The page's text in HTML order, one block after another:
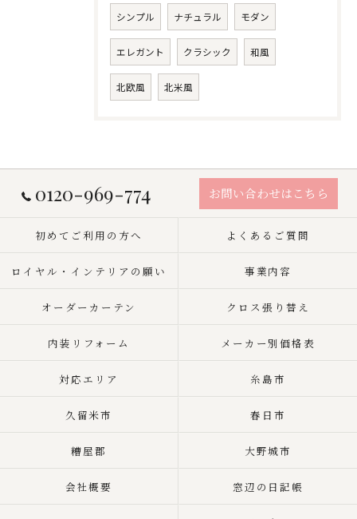
シンプル ナチュラル モダン
エレガント クラシック 和風
北欧風 北米風
0120-969-774 お問い合わせはこちら
初めてご利用の方へ よくあるご質問
ロイヤル・インテリアの願い 事業内容
オーダーカーテン クロス張り替え
内装リフォーム メーカー別価格表
対応エリア 糸島市
久留米市 春日市
糟屋郡 大野城市
会社概要 窓辺の日記帳